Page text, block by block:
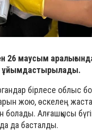
26 маусым
ұйымдастырылады.
бірлесе облыс
жою, өскелең
болады. Алғашқысы
да басталды.